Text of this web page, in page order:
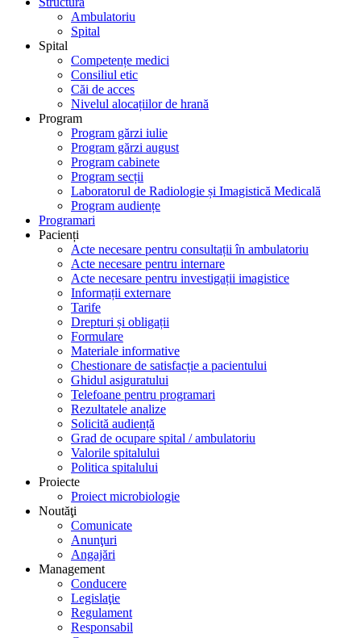
Ambulatoriu
Spital
Spital
Competențe medici
Consiliul etic
Căi de acces
Nivelul alocațiilor de hrană
Program
Program gărzi iulie
Program gărzi august
Program cabinete
Program secții
Laboratorul de Radiologie și Imagistică Medicală
Program audiențe
Programari
Pacienți
Acte necesare pentru consultații în ambulatoriu
Acte necesare pentru internare
Acte necesare pentru investigații imagistice
Informații externare
Tarife
Drepturi și obligații
Formulare
Materiale informative
Chestionare de satisfacție a pacientului
Ghidul asiguratului
Telefoane pentru programari
Rezultatele analize
Solicită audiență
Grad de ocupare spital / ambulatoriu
Valorile spitalului
Politica spitalului
Proiecte
Proiect microbiologie
Noutăţi
Comunicate
Anunţuri
Angajări
Management
Conducere
Legislaţie
Regulament
Responsabil